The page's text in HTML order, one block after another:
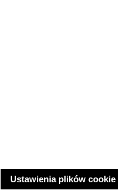
Ustawienia plików cookie